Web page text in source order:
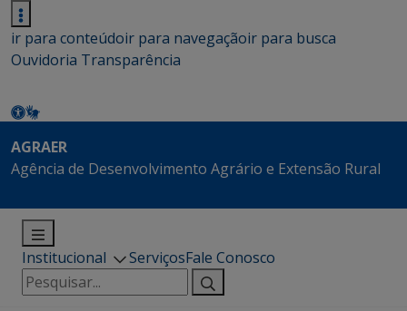
ir para conteúdoir para navegaçãoir para busca
Ouvidoria Transparência
AGRAER
Agência de Desenvolvimento Agrário e Extensão Rural
Institucional ServiçosFale Conosco
Pesquisar
por: